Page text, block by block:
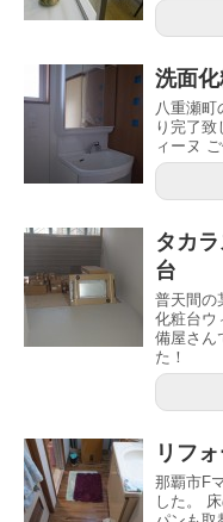
洗面
八重瀬町
り完了致
ィーヌ
タカ
台
普天間の
化粧台ウ
備屋さん
た！
リフ
那覇市F
した。